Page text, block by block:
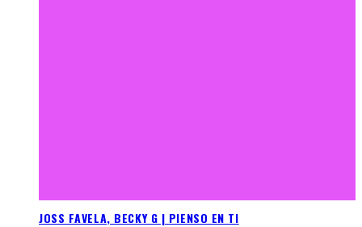
JOSS FAVELA, BECKY G | PIENSO EN TI